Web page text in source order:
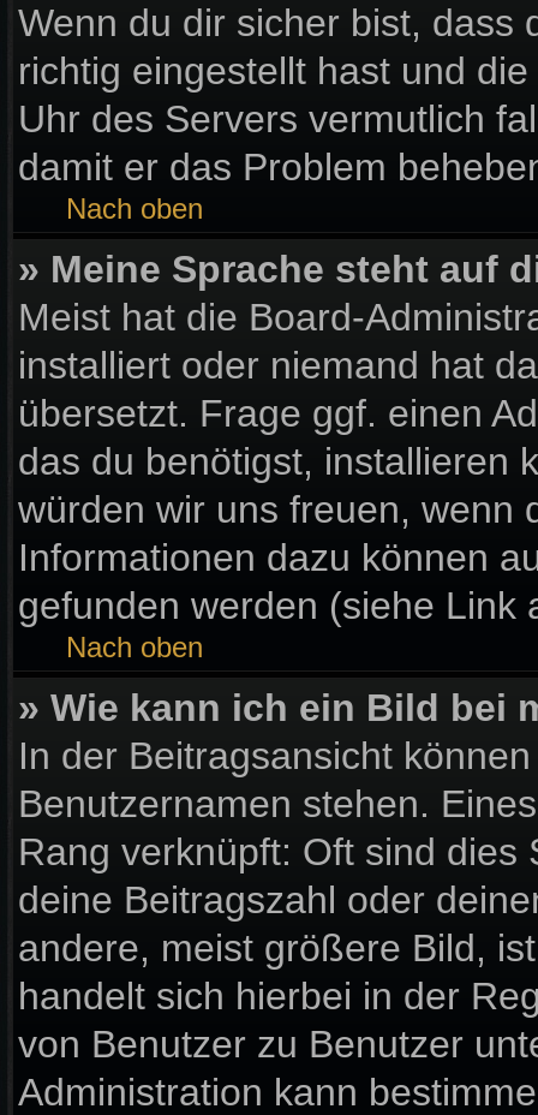
Wenn du dir sicher bist, dass
richtig eingestellt hast und
Uhr des Servers vermutlich
damit er das Problem
Nach oben
» Meine Sprache steht auf
Meist hat die Board-
installiert oder niemand hat
übersetzt. Frage ggf. einen
das du benötigst, installieren
würden wir uns freuen, wenn
Informationen dazu können
gefunden werden (siehe Link
Nach oben
» Wie kann ich ein Bild bei
In der Beitragsansicht
Benutzernamen stehen.
Rang verknüpft: Oft sind
deine Beitragszahl oder
andere, meist größere Bild,
handelt sich hierbei in der
von Benutzer zu Benutzer
Administration kann